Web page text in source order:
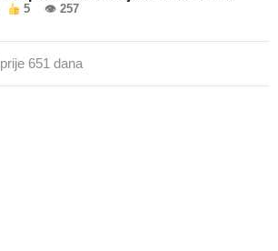
5 👁 257
prije 651 dana